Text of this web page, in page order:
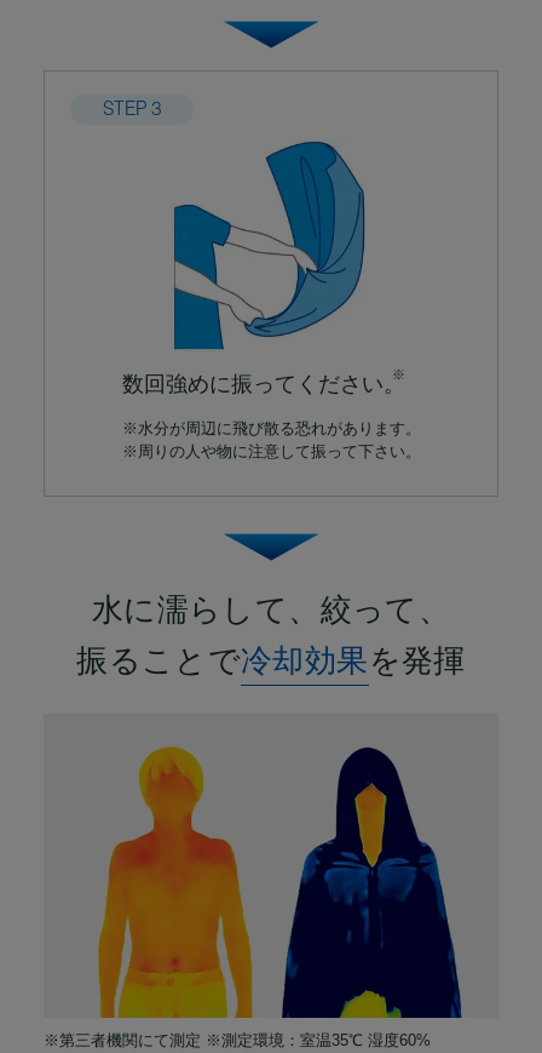
STEP 3
数回強めに振ってください。
※
※水分が周辺に飛び散る恐れがあります。
※周りの人や物に注意して振って下さい。
水に濡らして、絞って、
振ることで冷却効果を発揮
※第三者機関にて測定 ※測定環境：室温35℃ 湿度60%